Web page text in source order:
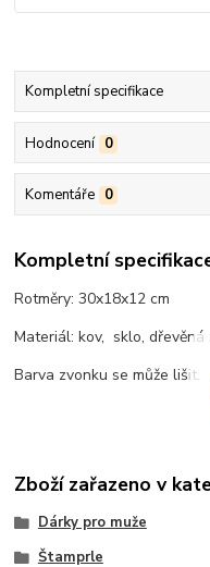
Kompletní specifikace
Hodnocení 0
Komentáře 0
Kompletní
Rotměry: 30x18x12 cm
Materiál: kov, sklo, dřevěná
Barva zvonku se může lišit.
Zboží zařazeno v
Dárky pro muže
Štamprle